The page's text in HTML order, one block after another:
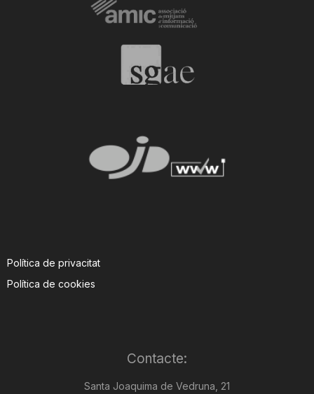
Política de privacitat
Política de cookies
Contacte:
Santa Joaquima de Vedruna, 21